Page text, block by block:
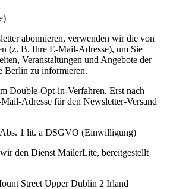
abonnieren, verwenden wir die von
(z. B. Ihre E-Mail-Adresse), um Sie
Veranstaltungen und Angebote der
Berlin zu informieren.
Double-Opt-in-Verfahren. Erst nach
Adresse für den Newsletter-Versand
1 lit. a DSGVO (Einwilligung)
den Dienst MailerLite, bereitgestellt
Street Upper Dublin 2 Irland